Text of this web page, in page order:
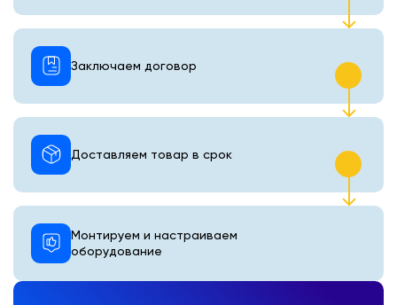
Монтируем и настраиваем
оборудование
Доставляем товар в срок
Заключаем договор